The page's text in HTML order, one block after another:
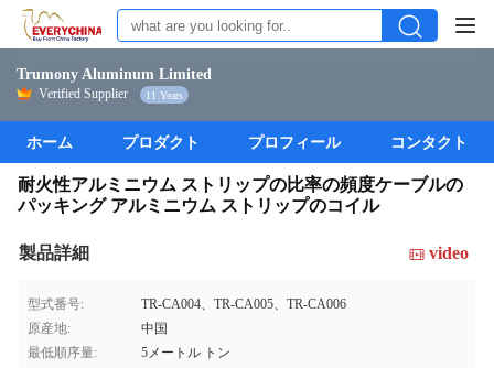
Trumony Aluminum Limited
Verified Supplier 11 Years
ホーム プロダクト プロフィール コンタクト
耐火性アルミニウム ストリップの比率の頻度ケーブルの
パッキング アルミニウム ストリップのコイル
製品詳細 video
型式番号:
TR-CA004、TR-CA005、TR-CA006
原産地:
中国
最低順序量:
5メートル トン